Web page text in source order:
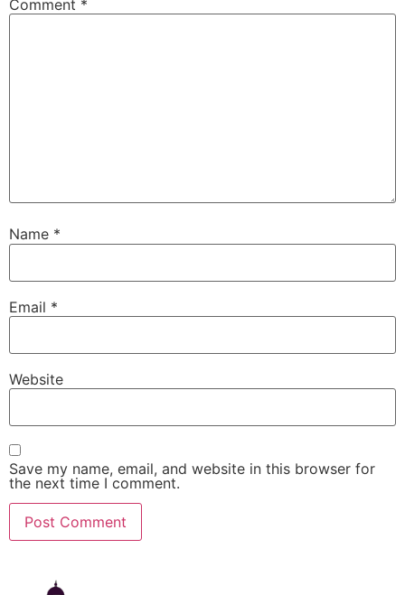
Comment *
Name *
Email *
Website
Save my name, email, and website in this browser for
the next time I comment.